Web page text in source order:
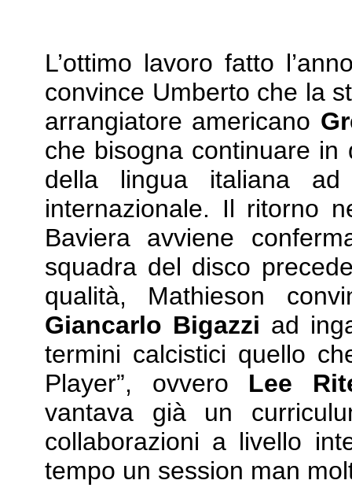
L’ottimo lavoro fatto
convince Umberto che la
arrangiatore americano
che bisogna continuare
della lingua italiana
internazionale. Il ritorno
Baviera avviene
squadra del disco
qualità, Mathieson
Giancarlo Bigazzi ad
termini calcistici quello
Player”, ovvero Lee
vantava già un
collaborazioni a livello
tempo un session man